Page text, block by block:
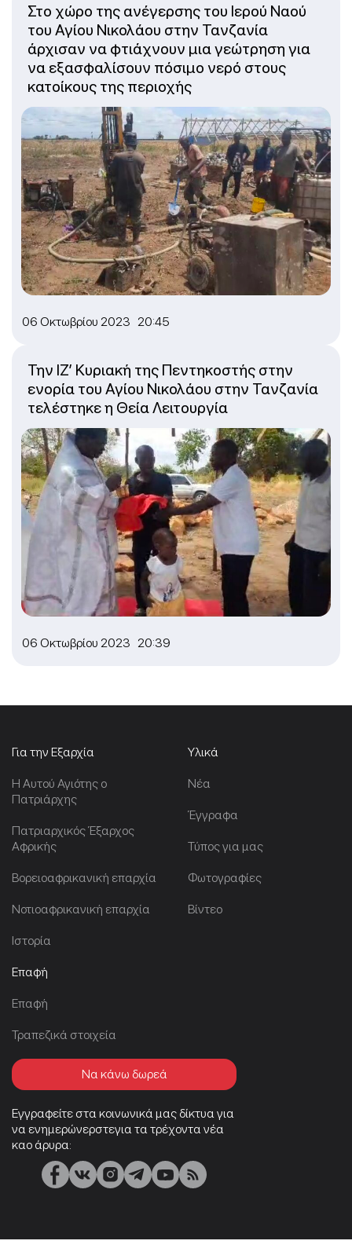
06 Οκτωβρίου 2023 20:45
Στο χώρο της ανέγερσης του Ιερού Ναού
του Αγίου Νικολάου στην Τανζανία
άρχισαν να φτιάχνουν μια γεώτρηση για
να εξασφαλίσουν πόσιμο νερό στους
κατοίκους της περιοχής
06 Οκτωβρίου 2023 20:39
Την ΙΖ’ Κυριακή της Πεντηκοστής στην
ενορία του Αγίου Νικολάου στην Τανζανία
τελέστηκε η Θεία Λειτουργία
Για την Εξαρχία
Η Αυτού Αγιότης ο
Πατριάρχης
Πατριαρχικός Έξαρχος
Αφρικής
Βορειοαφρικανική επαρχία
Νοτιοαφρικανική επαρχία
Ιστορία
Υλικά
Νέα
Έγγραφα
Τύπος για μας
Φωτογραφίες
Βίντεο
Επαφή
Επαφή
Τραπεζικά στοιχεία
Να κάνω δωρεά
Εγγραφείτε στα κοινωνικά μας δίκτυα για
να ενημερώνερστεγια τα τρέχοντα νέα
καο άρυρα: